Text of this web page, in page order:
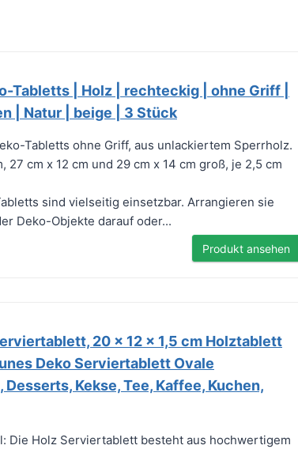
Tabletts | Holz | rechteckig | ohne Griff |
| Natur | beige | 3 Stück
Tabletts ohne Griff, aus unlackiertem Sperrholz.
27 cm x 12 cm und 29 cm x 14 cm groß, je 2,5 cm
sind vielseitig einsetzbar. Arrangieren sie
Deko-Objekte darauf oder...
Produkt ansehen
20 x 12 x 1,5 cm Holztablett
Deko Serviertablett Ovale
Kekse, Tee, Kaffee, Kuchen,
Die Holz Serviertablett besteht aus hochwertigem